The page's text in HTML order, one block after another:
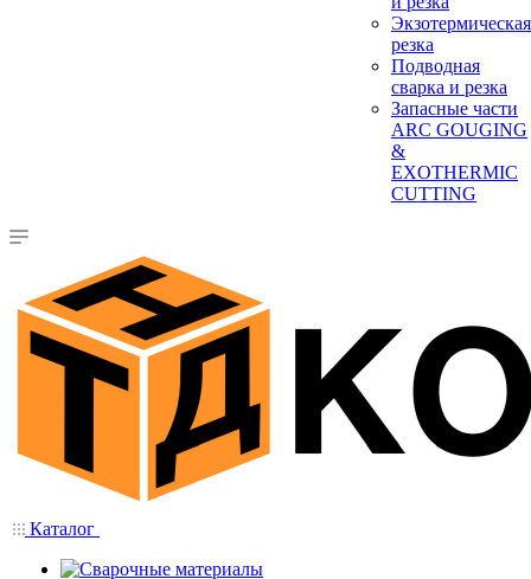
Экзотермическая
резка
Подводная
сварка и резка
Запасные части
ARC GOUGING
&
EXOTHERMIC
CUTTING
Каталог